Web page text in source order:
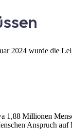
2024 wurde die
Millionen
Anspruch